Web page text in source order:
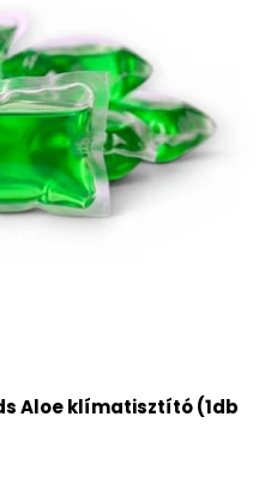
Aloe klímatisztító (1db